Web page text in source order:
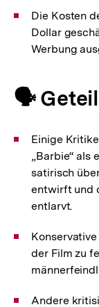
Die Kosten
Dollar
Werbung
🗣️
Einige
„Barbie“ als
satirisch
entwirft und
entlarvt.
der Film zu
Andere